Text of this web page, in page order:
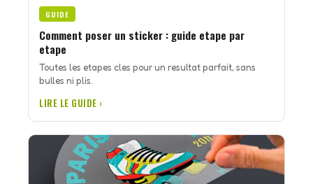
GUIDE
Comment poser un sticker : guide etape par
etape
Toutes les etapes cles pour un resultat parfait, sans
bulles ni plis.
LIRE LE GUIDE ›